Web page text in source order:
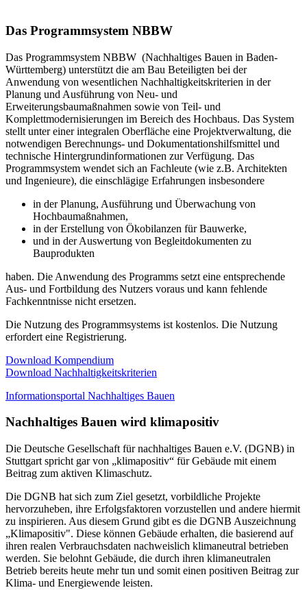
Das Programmsystem NBBW
Das Programmsystem NBBW (Nachhaltiges Bauen in Baden-
Württemberg) unterstützt die am Bau Beteiligten bei der
Anwendung von wesentlichen Nachhaltigkeitskriterien in der
Planung und Ausführung von Neu- und
Erweiterungsbaumaßnahmen sowie von Teil- und
Komplettmodernisierungen im Bereich des Hochbaus. Das System
stellt unter einer integralen Oberfläche eine Projektverwaltung, die
notwendigen Berechnungs- und Dokumentationshilfsmittel und
technische Hintergrundinformationen zur Verfügung. Das
Programmsystem wendet sich an Fachleute (wie z.B. Architekten
und Ingenieure), die einschlägige Erfahrungen insbesondere
in der Planung, Ausführung und Überwachung von
Hochbaumaßnahmen,
in der Erstellung von Ökobilanzen für Bauwerke,
und in der Auswertung von Begleitdokumenten zu
Bauprodukten
haben. Die Anwendung des Programms setzt eine entsprechende
Aus- und Fortbildung des Nutzers voraus und kann fehlende
Fachkenntnisse nicht ersetzen.
Die Nutzung des Programmsystems ist kostenlos. Die Nutzung
erfordert eine Registrierung.
Download Kompendium
Download Nachhaltigkeitskriterien
Informationsportal Nachhaltiges Bauen
Nachhaltiges Bauen wird klimapositiv
Die Deutsche Gesellschaft für nachhaltiges Bauen e.V. (DGNB) in
Stuttgart spricht gar von „klimapositiv“ für Gebäude mit einem
Beitrag zum aktiven Klimaschutz.
Die DGNB hat sich zum Ziel gesetzt, vorbildliche Projekte
hervorzuheben, ihre Erfolgsfaktoren vorzustellen und andere hiermit
zu inspirieren. Aus diesem Grund gibt es die DGNB Auszeichnung
„Klimapositiv". Diese können Gebäude erhalten, die basierend auf
ihren realen Verbrauchsdaten nachweislich klimaneutral betrieben
werden. Sie belohnt Gebäude, die durch ihren klimaneutralen
Betrieb bereits heute mehr tun und somit einen positiven Beitrag zur
Klima- und Energiewende leisten.